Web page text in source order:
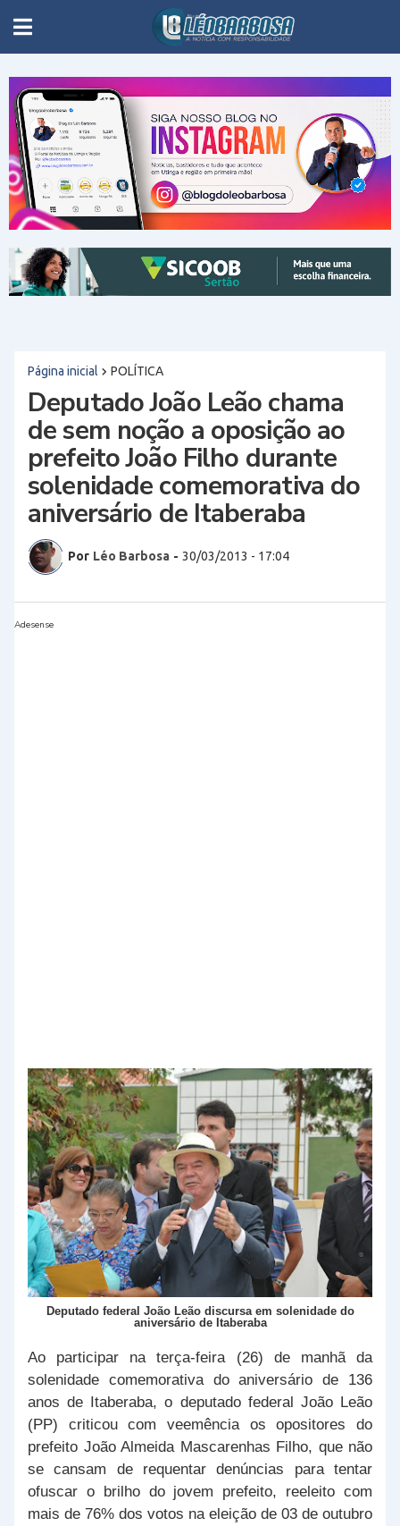
Página inicial POLÍTICA
Deputado João Leão chama
de sem noção a oposição ao
prefeito João Filho durante
solenidade comemorativa do
aniversário de Itaberaba
Por Léo Barbosa - 30/03/2013 - 17:04
Adesense
Deputado federal João Leão discursa em solenidade do
aniversário de Itaberaba
Ao participar na terça-feira (26) de manhã da
solenidade comemorativa do aniversário de 136
anos de Itaberaba, o deputado federal João Leão
(PP) criticou com veemência os opositores do
prefeito João Almeida Mascarenhas Filho, que não
se cansam de requentar denúncias para tentar
ofuscar o brilho do jovem prefeito, reeleito com
mais de 76% dos votos na eleição de 03 de outubro